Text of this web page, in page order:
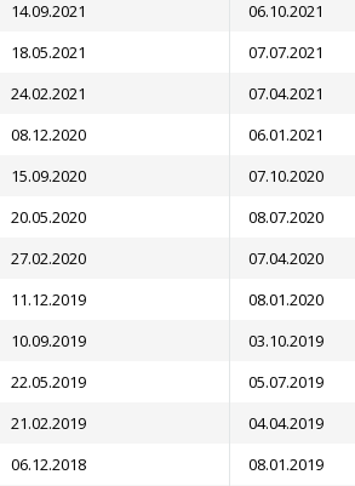
14.09.2021 06.10.2021
18.05.2021 07.07.2021
24.02.2021 07.04.2021
08.12.2020 06.01.2021
15.09.2020 07.10.2020
20.05.2020 08.07.2020
27.02.2020 07.04.2020
11.12.2019 08.01.2020
10.09.2019 03.10.2019
22.05.2019 05.07.2019
21.02.2019 04.04.2019
06.12.2018 08.01.2019